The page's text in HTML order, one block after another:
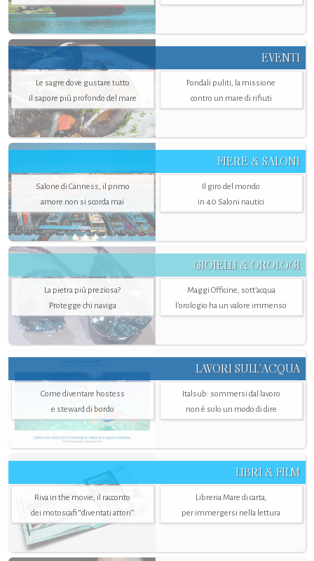
EVENTI
Le sagre dove gustare tutto
il sapore più profondo del mare
Fondali puliti, la missione
contro un mare di rifiuti
FIERE & SALONI
Salone di Canness, il primo
amore non si scorda mai
Il giro del mondo
in 40 Saloni nautici
GIOIELLI & OROLOGI
La pietra più preziosa?
Protegge chi naviga
Maggi Officine, sott’acqua
l'orologio ha un valore immenso
LAVORI SULL’ACQUA
Come diventare hostess
e steward di bordo
Italsub: sommersi dal lavoro
non è solo un modo di dire
LIBRI & FILM
Riva in the movie, il racconto
dei motoscafi “diventati attori”
Libreria Mare di carta,
per immergersi nella lettura